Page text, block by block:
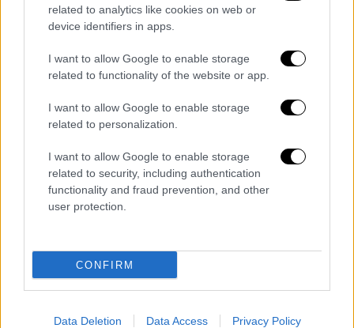
related to analytics like cookies on web or
device identifiers in apps.
I want to allow Google to enable storage
related to functionality of the website or app.
I want to allow Google to enable storage
related to personalization.
I want to allow Google to enable storage
related to security, including authentication
functionality and fraud prevention, and other
user protection.
CONFIRM
Data Deletion Data Access Privacy Policy
Κόσμος|12.10.2024 07:26
«Θα πεθάνω στη φυλακή» - Οι
προφητικές αναφορές του Ναβάλνι στα
απομνημονεύματά του